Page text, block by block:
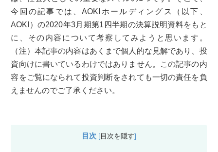
o
o
k
e
r
t
今回の記事では、AOKIホールディングス（以下、
AOKI）の2020年3月期第1四半期の決算説明資料をもと
に、その内容について考察してみようと思います。
（注）本記事の内容はあくまで個人的な見解であり、投
資向けに書いているわけではありません。この記事の内
容をご覧になられて投資判断をされても一切の責任を負
えませんのでご了承ください。
目次 [目次を隠す]